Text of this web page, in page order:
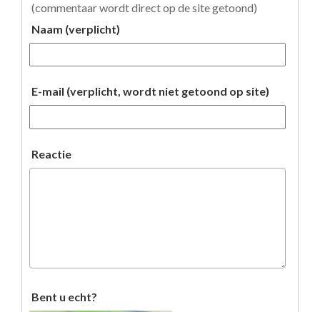
(commentaar wordt direct op de site getoond)
Naam (verplicht)
E-mail (verplicht, wordt niet getoond op site)
Reactie
Bent u echt?